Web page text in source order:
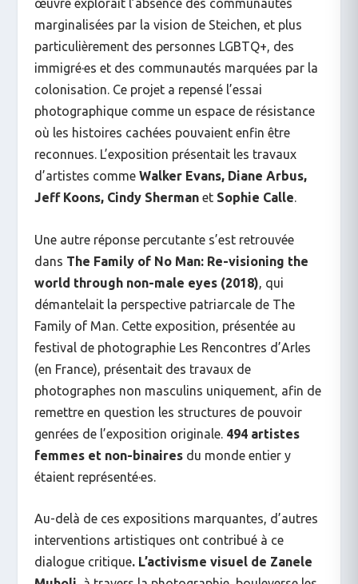
œuvre explorait l’absence des communautés
marginalisées par la vision de Steichen, et plus
particulièrement des personnes LGBTQ+, des
immigré·es et des communautés marquées par la
colonisation. Ce projet a repensé l’essai
photographique comme un espace de résistance
où les histoires cachées pouvaient enfin être
reconnues. L’exposition présentait les travaux
d’artistes comme Walker Evans, Diane Arbus,
Jeff Koons, Cindy Shermanet Sophie Calle.
Une autre réponse percutante s’est retrouvée
dans The Family of No Man: Re-visioning the
world through non-male eyes(2018) , qui
démantelait la perspective patriarcale de The
Family of Man . Cette exposition, présentée au
festival de photographie Les Rencontres d’Arles
(en France), présentait des travaux de
photographes non masculins uniquement, afin de
remettre en question les structures de pouvoir
genrées de l’exposition originale. 494 artistes
femmes et non-binairesdu monde entier y
étaient représenté·es.
Au-delà de ces expositions marquantes, d’autres
interventions artistiques ont contribué à ce
dialogue critique. L’activisme visuel de Zanele